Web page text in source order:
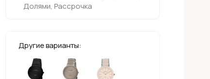
Долями, Рассрочка
Другие варианты: